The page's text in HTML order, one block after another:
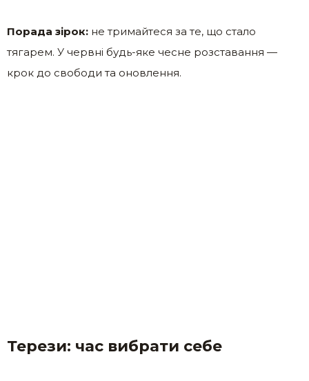
Порада зірок: не тримайтеся за те, що стало
тягарем. У червні будь-яке чесне розставання —
крок до свободи та оновлення.
Терези: час вибрати себе